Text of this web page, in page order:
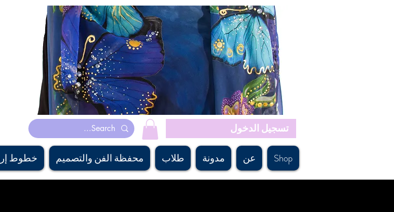
تسجيل الدخول
خطوط محفظة الفن والتصميم طلاب مدونة عن Shop